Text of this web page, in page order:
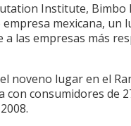
Institute, Bimbo
mexicana, un
las empresas más
noveno lugar en el
con consumidores de